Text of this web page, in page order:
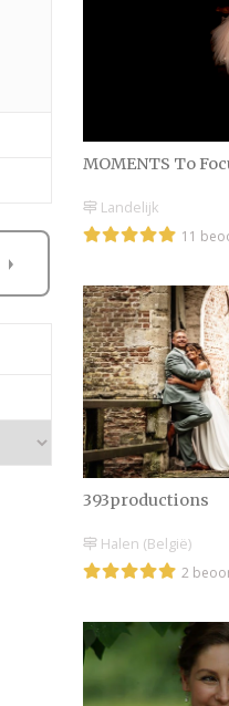
MOMENTS To
Landelijk
11
393productions
Halen (België)
2